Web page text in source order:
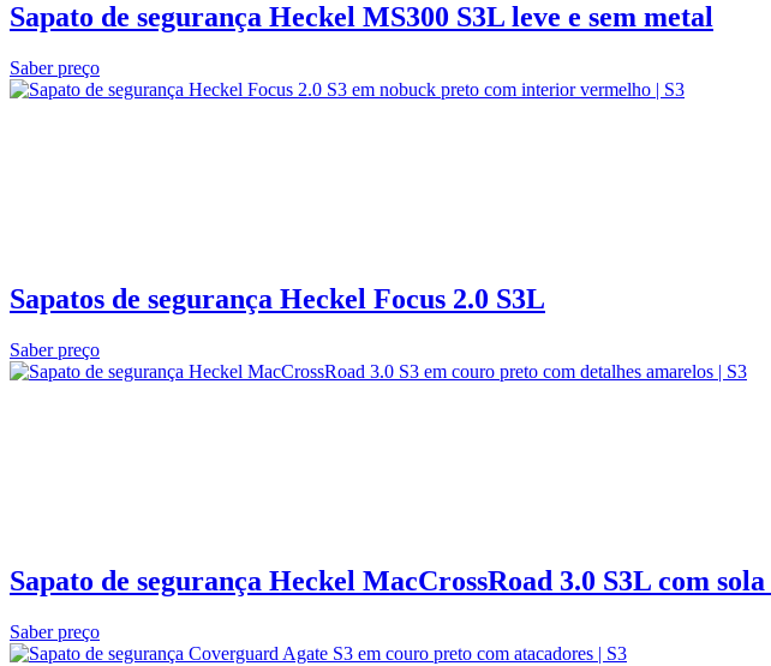
Sapato de segurança Heckel MS300 S3L leve e sem metal
Saber preço
Sapatos de segurança Heckel Focus 2.0 S3L
Saber preço
Sapato de segurança Heckel MacCrossRoad 3.0 S3L com
Saber preço